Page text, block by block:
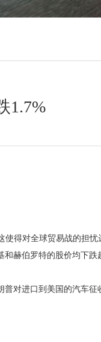
1.7%
得对全球贸易战的担忧
赫伯罗特的股价均下跌
对进口到美国的汽车征